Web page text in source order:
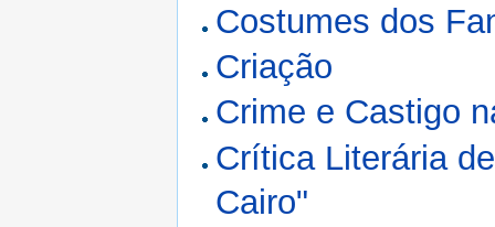
Costumes dos
Criação
Crime e Castigo
Crítica Literária
Cairo"